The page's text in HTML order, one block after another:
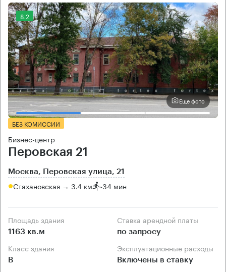
8.2
Еще фото
БЕЗ КОМИССИИ
Бизнес-центр
Перовская 21
Москва, Перовская улица, 21
Стахановская → 3.4 км ~34 мин
Площадь здания
1163 кв.м
Ставка арендной платы
по запросу
Класс здания
B
Эксплуатационные расходы
Включены в ставку